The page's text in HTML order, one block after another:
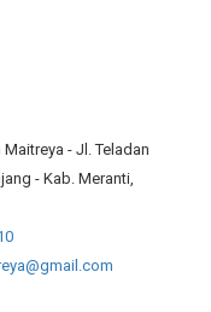
- Jl. Teladan
- Kab. Meranti,